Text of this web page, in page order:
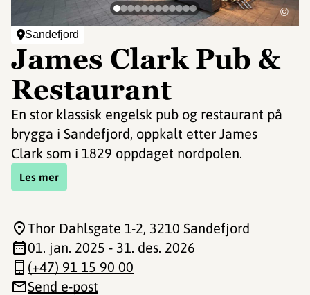
Sandefjord
James Clark Pub &
Restaurant
En stor klassisk engelsk pub og restaurant på
brygga i Sandefjord, oppkalt etter James
Clark som i 1829 oppdaget nordpolen.
Les mer
©
Thor Dahlsgate 1-2, 3210 Sandefjord
01. jan. 2025 - 31. des. 2026
(+47) 91 15 90 00
Send e-post